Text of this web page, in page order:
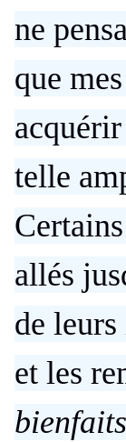
ne
que
telle
allés
de
et les
bienfaits